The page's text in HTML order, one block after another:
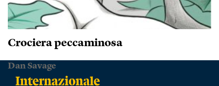
Crociera peccaminosa
Dan Savage